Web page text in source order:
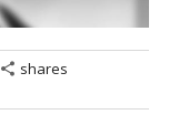
share shares